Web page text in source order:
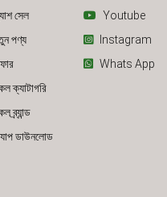
সেল
পণ্য
ক্যাটাগরি
ব্র্যান্ড
ডাউনলোড
Youtube
Instagram
Whats App